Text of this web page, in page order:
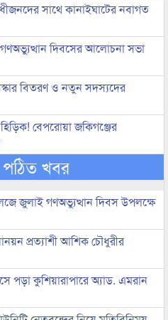
সাথে কানাইঘাটের নবাগত
দিবসের আলোচনা সভা
বিতরণ ও নতুন সদস্যদের
বেপরোয়া জকিগঞ্জের
পঠিত খবর
জুলাই গণঅভ্যুত্থান দিবস উপলক্ষে
প্রত্যাশী আশিক চৌধুরীর
পড়া কুশিয়ারাপারে অ্যাড. এমরান